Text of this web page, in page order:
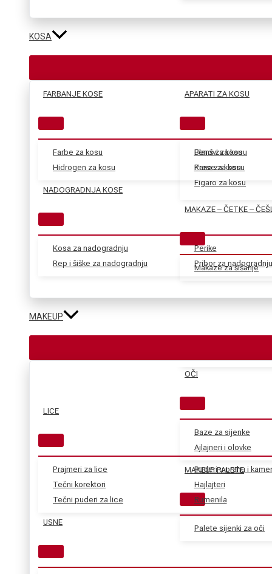
KOSA
FARBANJE KOSE
Farbe za kosu
Hidrogen za kosu
Blanš za kosu
Kana za kosu
NADOGRADNJA KOSE
Kosa za nadogradnju
Rep i šiške za nadogradnju
Perike
Pribor za
APARATI ZA KOSU
Fenovi za kosu
Prese za kosu
Figaro za kosu
MAKAZE – ČETKE –
Makaze za šišanje
MAKEUP
LICE
Prajmeri za lice
Tečni korektori
Tečni puderi za lice
Puderi u prahu i
Hajlajteri
Rumenila
USNE
OČI
Baze za sijenke
Ajlajneri i olovke
MAKEUP PALETE
Palete sijenki za oči